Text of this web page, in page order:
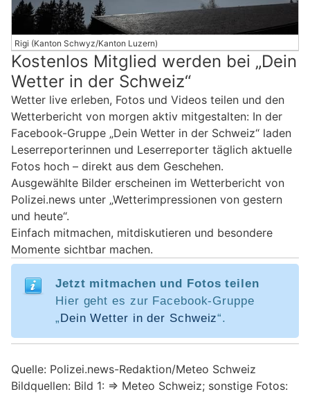
Rigi (Kanton Schwyz/Kanton Luzern)
Kostenlos Mitglied werden bei „Dein
Wetter in der Schweiz“
Wetter live erleben, Fotos und Videos teilen und den
Wetterbericht von morgen aktiv mitgestalten: In der
Facebook-Gruppe „Dein Wetter in der Schweiz“ laden
Leserreporterinnen und Leserreporter täglich aktuelle
Fotos hoch – direkt aus dem Geschehen.
Ausgewählte Bilder erscheinen im Wetterbericht von
Polizei.news unter „Wetterimpressionen von gestern
und heute“.
Einfach mitmachen, mitdiskutieren und besondere
Momente sichtbar machen.
Jetzt mitmachen und Fotos teilen
Hier geht es zur Facebook-Gruppe
„Dein Wetter in der Schweiz“.
Quelle: Polizei.news-Redaktion/Meteo Schweiz
Bildquellen: Bild 1: => Meteo Schweiz; sonstige Fotos: